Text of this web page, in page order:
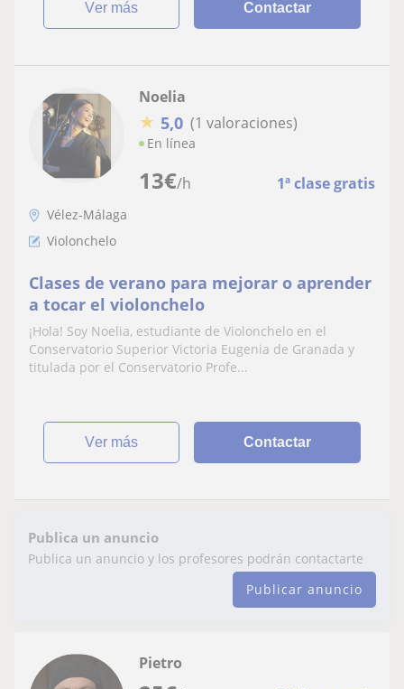
ver más Contactar
13€/h 1ª clase gratis
Noelia
★ 5,0 (1 valoraciones)
En línea
Vélez-Málaga
Violonchelo
Clases de verano para mejorar o aprender
a tocar el violonchelo
¡Hola! Soy Noelia, estudiante de Violonchelo en el
Conservatorio Superior Victoria Eugenia de Granada y
titulada por el Conservatorio Profe...
ver más Contactar
Publica un anuncio
Publica un anuncio y los profesores podrán contactarte
Publicar anuncio
Pietro